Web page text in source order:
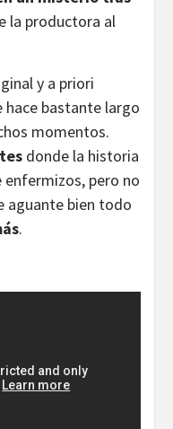
la productora al
y a priori
bastante largo
momentos.
donde la historia
pero no
aguante bien todo
.